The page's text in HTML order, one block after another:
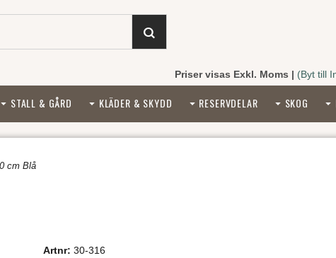
Priser visas Exkl. Moms | (Byt till
STALL & GÅRD KLÄDER & SKYDD RESERVDELAR SKOG
cm Blå
Artnr: 30-316